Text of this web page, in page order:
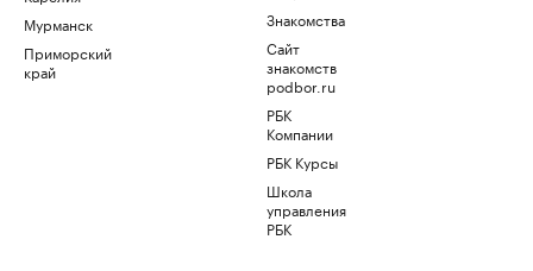
Мурманск
Приморский
край
Знакомства
Сайт
знакомств
podbor.ru
РБК
Компании
РБК Курсы
Школа
управления
РБК